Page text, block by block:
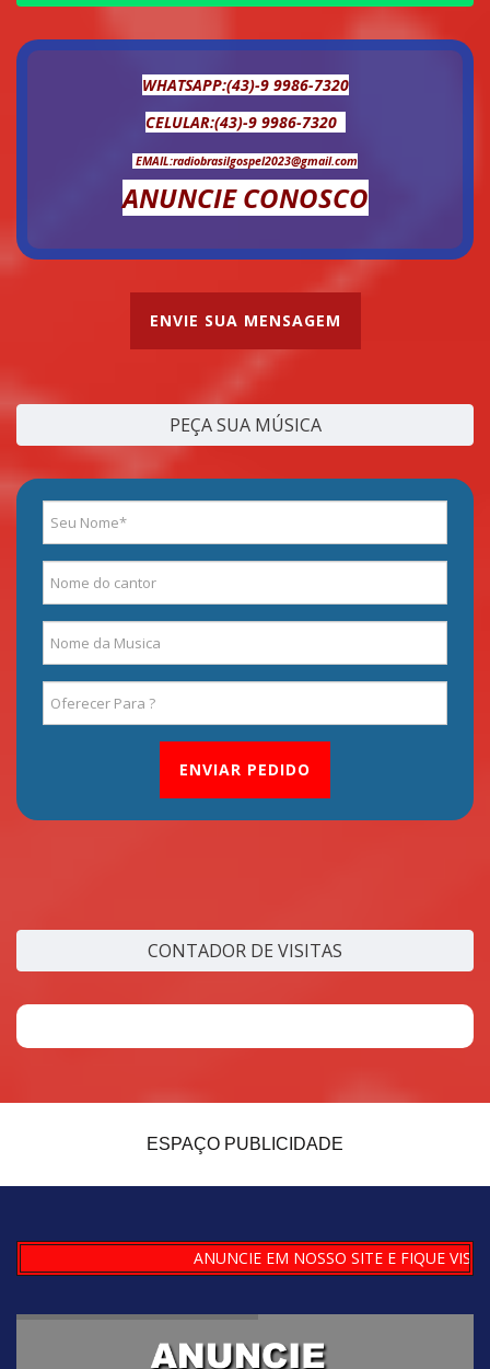
WHATSAPP:(43)-9 9986-7320
CELULAR:(43)-9 9986-7320
EMAIL:radiobrasilgospel2023@gmail.com
ANUNCIE CONOSCO
ENVIE SUA MENSAGEM
PEÇA SUA MÚSICA
ENVIAR PEDIDO
CONTADOR DE VISITAS
ESPAÇO PUBLICIDADE
ANUNCIE EM NOSSO SITE E FIQUE VISÍVEL